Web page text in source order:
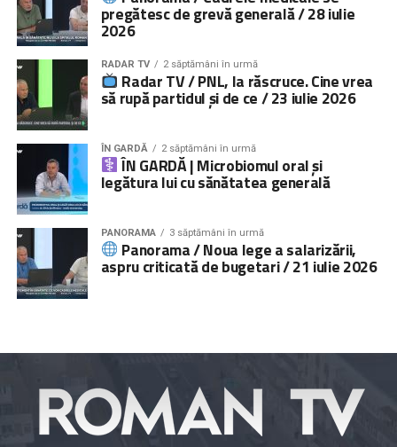
pregătesc de grevă generală / 28 iulie
2026
RADAR TV 2 săptămâni în urmă
Radar TV / PNL, la răscruce. Cine vrea
să rupă partidul și de ce / 23 iulie 2026
ÎN GARDĂ 2 săptămâni în urmă
ÎN GARDĂ | Microbiomul oral și
legătura lui cu sănătatea generală
PANORAMA 3 săptămâni în urmă
Panorama / Noua lege a salarizării,
aspru criticată de bugetari / 21 iulie 2026